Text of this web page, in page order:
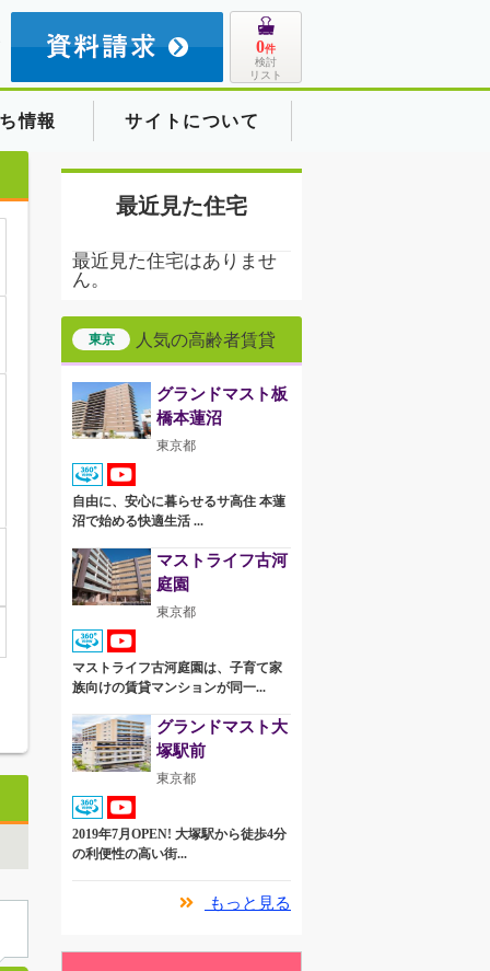
0件
検討
リスト
情報 サイトについて
最近見た住宅
最近見た住宅はありませ
ん。
東京 人気の高齢者賃貸
グランドマスト板
橋本蓮沼
東京都
自由に、安心に暮らせるサ高住 本蓮
沼で始める快適生活 ...
マストライフ古河
庭園
東京都
マストライフ古河庭園は、子育て家
族向けの賃貸マンションが同一...
グランドマスト大
塚駅前
東京都
2019年7月OPEN! 大塚駅から徒歩4分
の利便性の高い街...
もっと見る